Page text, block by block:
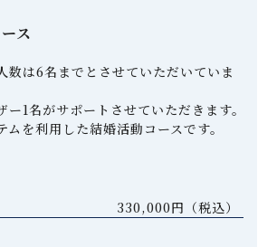
ス
数は6名までとさせていただいていま
ー1名がサポートさせていただきます。
を利用した結婚活動コースです。
330,000円（税込）